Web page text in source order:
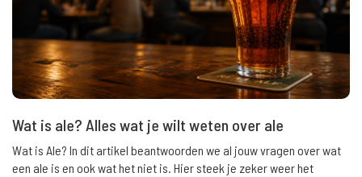
Wat is ale? Alles wat je wilt weten over ale
Wat is Ale? In dit artikel beantwoorden we al jouw vragen over wat
een ale is en ook wat het niet is. Hier steek je zeker weer het